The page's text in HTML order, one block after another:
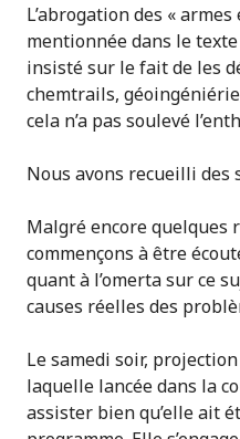
L’abrogation des «
mentionnée dans le
insisté sur le fait de les
chemtrails,
cela n’a pas soulevé
Nous avons recueilli
Malgré encore quelques
commençons à être
quant à l’omerta sur ce
causes réelles des
Le samedi soir, projection
laquelle lancée dans la
assister bien qu’elle ait